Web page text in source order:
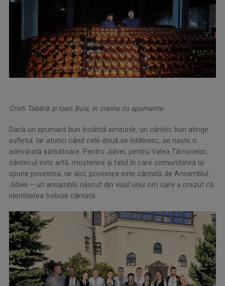
Cristi Tabără și Ioan Buia, in crama cu spumante
Dacă un spumant bun încântă simțurile, un cântec bun atinge
sufletul. Iar atunci când cele două se întâlnesc, se naște o
adevărată sărbătoare. Pentru Jidvei, pentru Valea Târnavelor,
cântecul este artă, moștenire și felul în care comunitatea își
spune povestea, iar aici, povestea este cântată de Ansamblul
Jidvei – un ansamblu născut din visul unui om care a crezut că
identitatea trebuie cântată.